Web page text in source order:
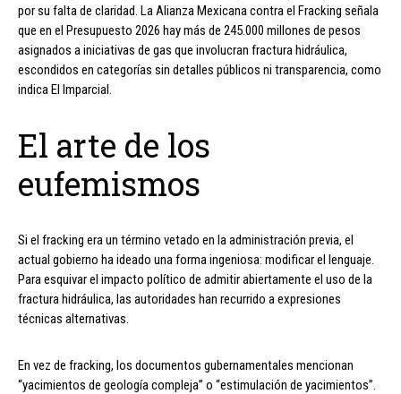
por su falta de claridad. La Alianza Mexicana contra el Fracking señala
que en el Presupuesto 2026 hay más de 245.000 millones de pesos
asignados a iniciativas de gas que involucran fractura hidráulica,
escondidos en categorías sin detalles públicos ni transparencia, como
indica El Imparcial.
El arte de los
eufemismos
Si el fracking era un término vetado en la administración previa, el
actual gobierno ha ideado una forma ingeniosa: modificar el lenguaje.
Para esquivar el impacto político de admitir abiertamente el uso de la
fractura hidráulica, las autoridades han recurrido a expresiones
técnicas alternativas.
En vez de fracking, los documentos gubernamentales mencionan
“yacimientos de geología compleja” o “estimulación de yacimientos”.